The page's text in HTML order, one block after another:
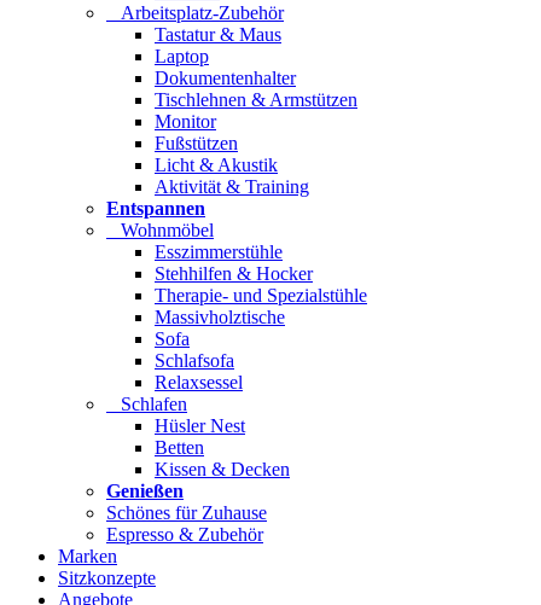
Arbeitsplatz-Zubehör
Tastatur & Maus
Laptop
Dokumentenhalter
Tischlehnen & Armstützen
Monitor
Fußstützen
Licht & Akustik
Aktivität & Training
Entspannen
Wohnmöbel
Esszimmerstühle
Stehhilfen & Hocker
Therapie- und Spezialstühle
Massivholztische
Sofa
Schlafsofa
Relaxsessel
Schlafen
Hüsler Nest
Betten
Kissen & Decken
Genießen
Schönes für Zuhause
Espresso & Zubehör
Marken
Sitzkonzepte
Angebote